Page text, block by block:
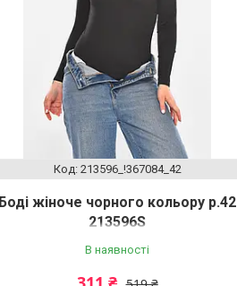
213596_!367084_42
Боді жіноче чорного кольору р.42
213596S
В наявності